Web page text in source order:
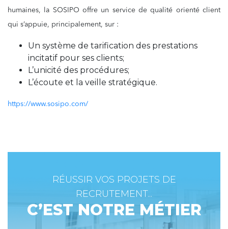
humaines, la SOSIPO offre un service de qualité orienté client
qui s’appuie, principalement, sur :
Un système de tarification des prestations
incitatif pour ses clients;
L’unicité des procédures;
L’écoute et la veille stratégique.
https://www.sosipo.com/
RÉUSSIR VOS PROJETS DE
RECRUTEMENT...
C’EST NOTRE MÉTIER